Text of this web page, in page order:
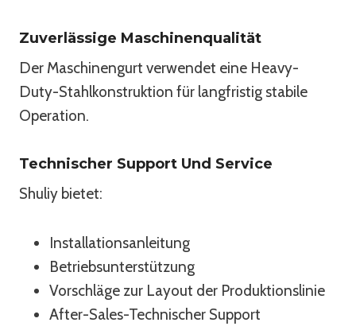
Zuverlässige Maschinenqualität
Der Maschinengurt verwendet eine Heavy-
Duty-Stahlkonstruktion für langfristig stabile
Operation.
Technischer Support Und Service
Shuliy bietet:
Installationsanleitung
Betriebsunterstützung
Vorschläge zur Layout der Produktionslinie
After-Sales-Technischer Support